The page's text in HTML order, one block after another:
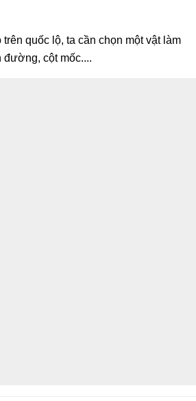
quốc lộ, ta cần chọn một vật làm
đường, cột mốc....